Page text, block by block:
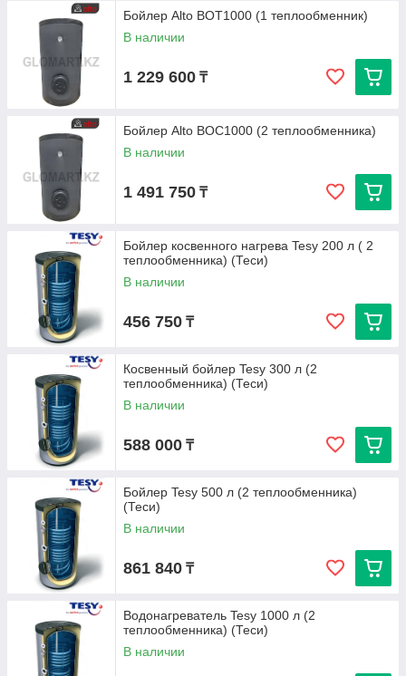
Бойлер Alto ВОТ1000 (1 теплообменник)
В наличии
1 229 600 ₸
Бойлер Alto ВОС1000 (2 теплообменника)
В наличии
1 491 750 ₸
Бойлер косвенного нагрева Tesy 200 л ( 2
теплообменника) (Теси)
В наличии
456 750 ₸
Косвенный бойлер Tesy 300 л (2
теплообменника) (Теси)
В наличии
588 000 ₸
Бойлер Tesy 500 л (2 теплообменника)
(Теси)
В наличии
861 840 ₸
Водонагреватель Tesy 1000 л (2
теплообменника) (Теси)
В наличии